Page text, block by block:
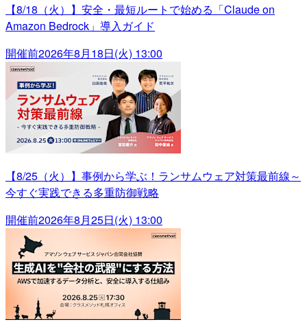
【8/18（火）】安全・最短ルートで始める「Claude on
Amazon Bedrock」導入ガイド
開催前2026年8月18日(火) 13:00
【8/25（火）】事例から学ぶ！ランサムウェア対策最前線～
今すぐ実践できる多重防御戦略
開催前2026年8月25日(火) 13:00